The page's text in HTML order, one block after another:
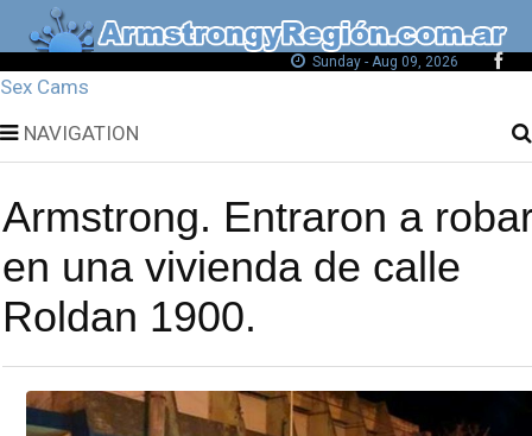
Sunday - Aug 09, 2026
Sex Cams
NAVIGATION
Armstrong. Entraron a
en una vivienda de calle
Roldan 1900.